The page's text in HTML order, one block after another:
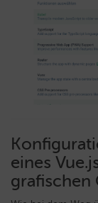
eines
grafischen